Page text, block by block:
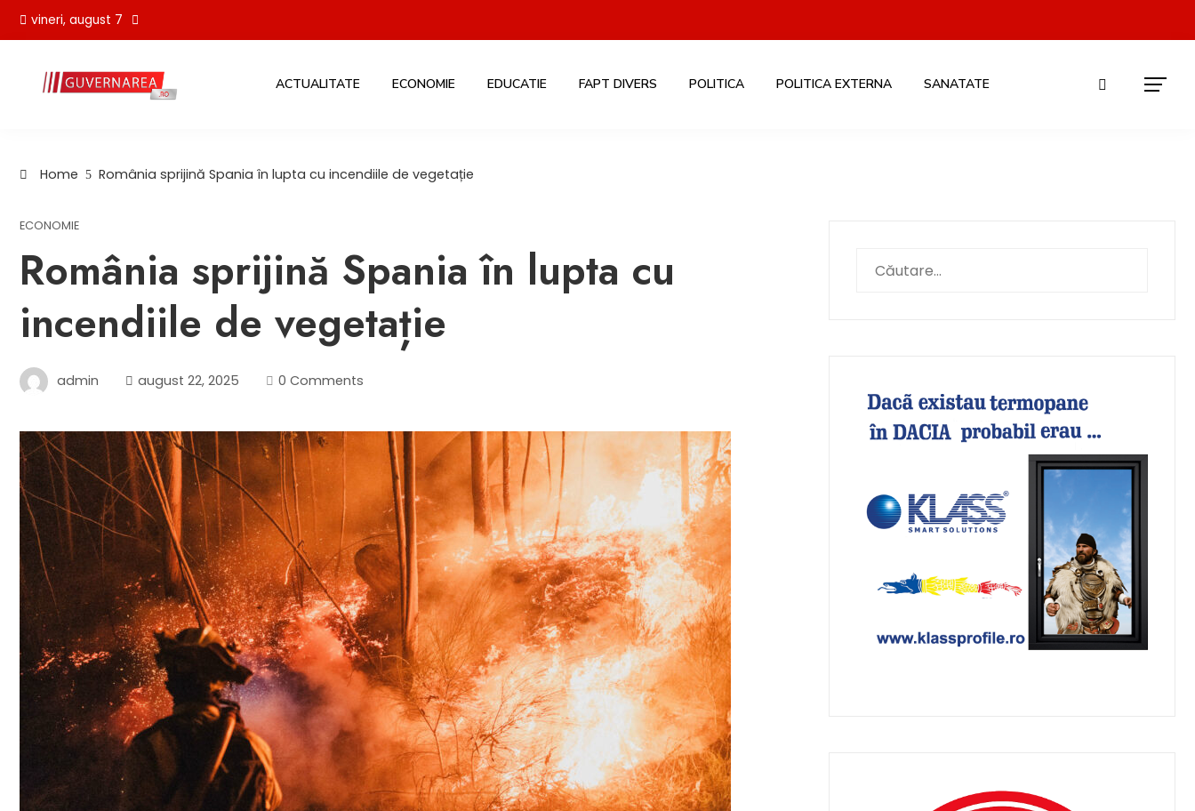
Skip vineri, august 7
ACTUALITATE ECONOMIE EDUCATIE FAPT DIVERS POLITICA POLITICA EXTERNA SANATATE
Home România sprijină Spania în lupta cu incendiile de vegetație
ECONOMIE
România sprijină Spania în lupta cu
incendiile de vegetație
admin august 22, 2025 0 Comments
după: